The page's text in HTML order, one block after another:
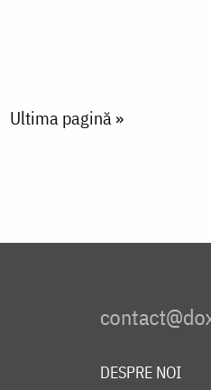
Last page
Ultima pagină »
DESPRE NOI